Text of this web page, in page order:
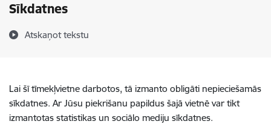
Sīkdatnes
Atskaņot tekstu
Lai šī tīmekļvietne darbotos, tā izmanto obligāti nepieciešamās
sīkdatnes. Ar Jūsu piekrišanu papildus šajā vietnē var tikt
izmantotas statistikas un sociālo mediju sīkdatnes.